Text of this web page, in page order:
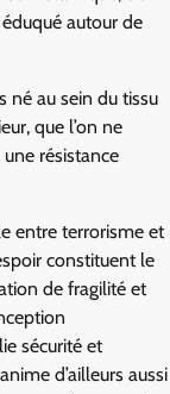
autour de
né au sein du tissu
que l’on ne
résistance
entre terrorisme et
constituent le
de fragilité et
sécurité et
d’ailleurs aussi